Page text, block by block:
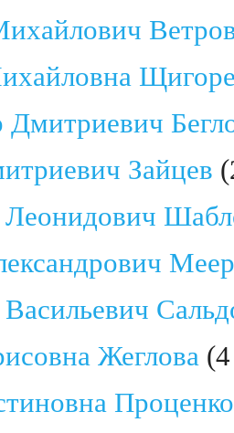
Дмитриевич
Зайцев
Жеглова
Проценко